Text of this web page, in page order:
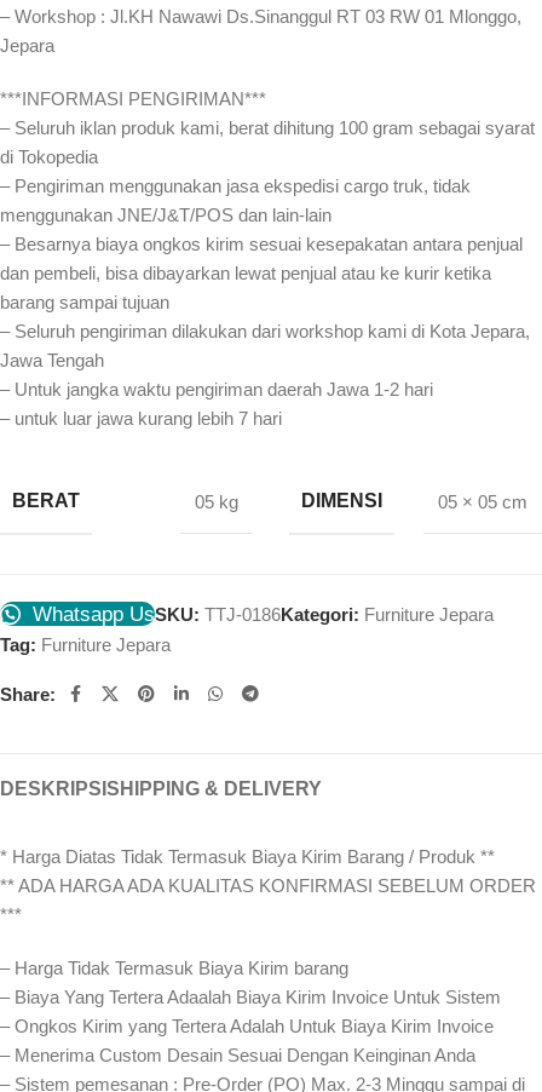
– Workshop : Jl.KH Nawawi Ds.Sinanggul RT 03 RW 01 Mlonggo,
Jepara
***INFORMASI PENGIRIMAN***
– Seluruh iklan produk kami, berat dihitung 100 gram sebagai syarat
di Tokopedia
– Pengiriman menggunakan jasa ekspedisi cargo truk, tidak
menggunakan JNE/J&T/POS dan lain-lain
– Besarnya biaya ongkos kirim sesuai kesepakatan antara penjual
dan pembeli, bisa dibayarkan lewat penjual atau ke kurir ketika
barang sampai tujuan
– Seluruh pengiriman dilakukan dari workshop kami di Kota Jepara,
Jawa Tengah
– Untuk jangka waktu pengiriman daerah Jawa 1-2 hari
– untuk luar jawa kurang lebih 7 hari
BERAT 05 kg DIMENSI 05 × 05 cm
Whatsapp UsSKU:TTJ-0186Kategori: Furniture Jepara
Tag: Furniture Jepara
Share:
DESKRIPSI SHIPPING & DELIVERY
* Harga Diatas Tidak Termasuk Biaya Kirim Barang / Produk **
** ADA HARGA ADA KUALITAS KONFIRMASI SEBELUM ORDER
***
– Harga Tidak Termasuk Biaya Kirim barang
– Biaya Yang Tertera Adaalah Biaya Kirim Invoice Untuk Sistem
– Ongkos Kirim yang Tertera Adalah Untuk Biaya Kirim Invoice
– Menerima Custom Desain Sesuai Dengan Keinginan Anda
– Sistem pemesanan : Pre-Order (PO) Max. 2-3 Minggu sampai di